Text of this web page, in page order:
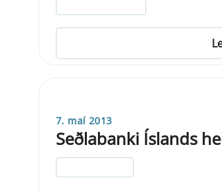
7. maí 2013
Seðlabanki Íslands